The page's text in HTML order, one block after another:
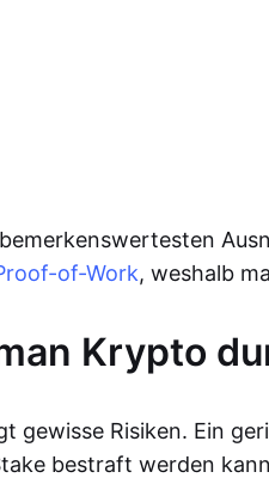
of-Work, weshalb
Krypto
gewisse Risiken. Ein
bestraft werden